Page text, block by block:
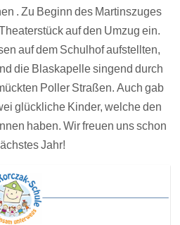
. Zu Beginn des Martinszuges
auf den Umzug ein.
auf dem Schulhof aufstellten,
die Blaskapelle singend durch
Poller Straßen. Auch gab
glückliche Kinder, welche den
haben. Wir freuen uns schon
Jahr!